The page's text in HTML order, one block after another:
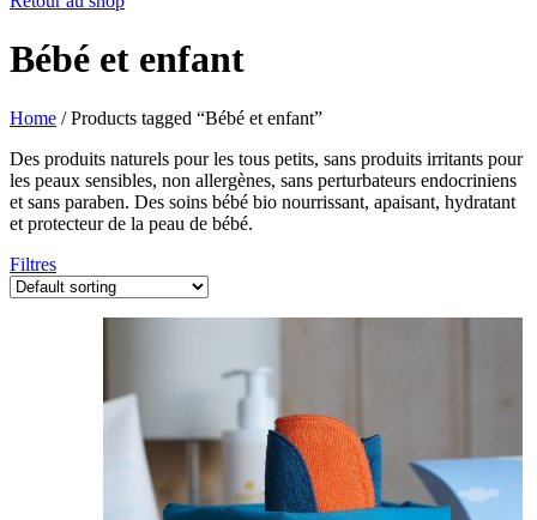
Bébé et enfant
Home / Products tagged “Bébé et enfant”
Des produits naturels pour les tous petits, sans produits irritants pour
les peaux sensibles, non allergènes, sans perturbateurs endocriniens
et sans paraben. Des soins bébé bio nourrissant, apaisant, hydratant
et protecteur de la peau de bébé.
Filtres